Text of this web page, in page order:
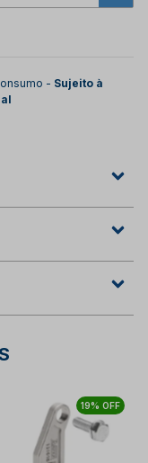
- Sujeito à
19% OFF